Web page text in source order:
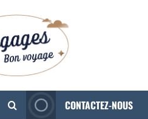
CONTACTEZ-NOUS